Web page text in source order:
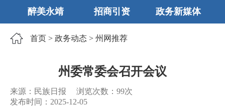
醉美永靖 招商引资 政务新媒体
首页 > 政务动态 > 州网推荐
州委常委会召开会议
来源：民族日报 浏览次数： 99次
发布时间：2025-12-05